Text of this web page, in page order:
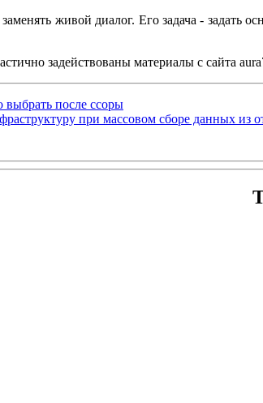
живой диалог. Его задача - задать
задействованы материалы с сайта
выбрать после ссоры
при массовом сборе данных из